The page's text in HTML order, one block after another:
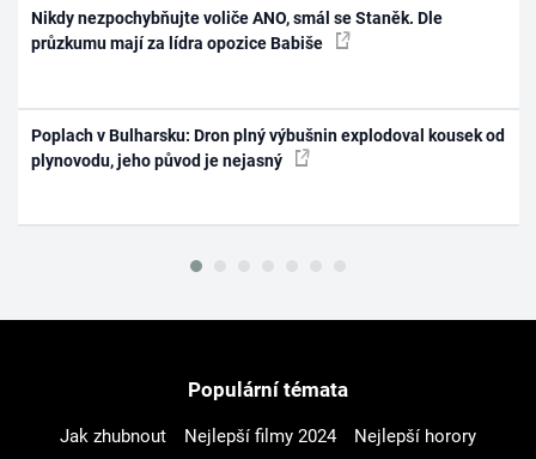
Nikdy nezpochybňujte voliče ANO, smál se Staněk. Dle
průzkumu mají za lídra opozice Babiše
Poplach v Bulharsku: Dron plný výbušnin explodoval kousek od
plynovodu, jeho původ je nejasný
Populární témata
Jak zhubnout Nejlepší filmy 2024
Nejlepší horory